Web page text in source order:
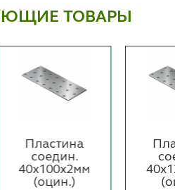
ТОВАРЫ
Пластина
соедин.
40х100х2мм
(оцин.)